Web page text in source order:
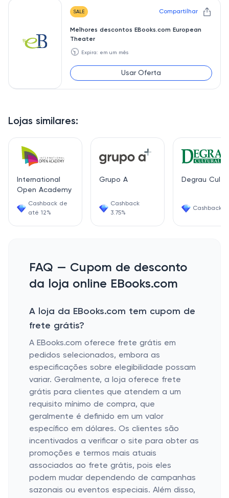
Lojas similares:
International
Open Academy
Cashback de
até 12%
Grupo A
Cashback
3.75%
Degrau
Cashback
SALE Compartilhar
Melhores descontos EBooks.com European
Theater
🕥 Expira: em um mês
Usar Oferta
FAQ — Cupom de desconto
da loja online EBooks.com
A loja da EBooks.com tem cupom de
frete grátis?
A EBooks.com oferece frete grátis em
pedidos selecionados, embora as
especificações sobre elegibilidade possam
variar. Geralmente, a loja oferece frete
grátis para clientes que atendem a um
requisito mínimo de compra, que
geralmente é definido em um valor
específico em dólares. Os clientes são
incentivados a verificar o site para obter as
promoções e termos mais atuais
associados ao frete grátis, pois eles
podem mudar dependendo de campanhas
sazonais ou eventos especiais. Além disso,